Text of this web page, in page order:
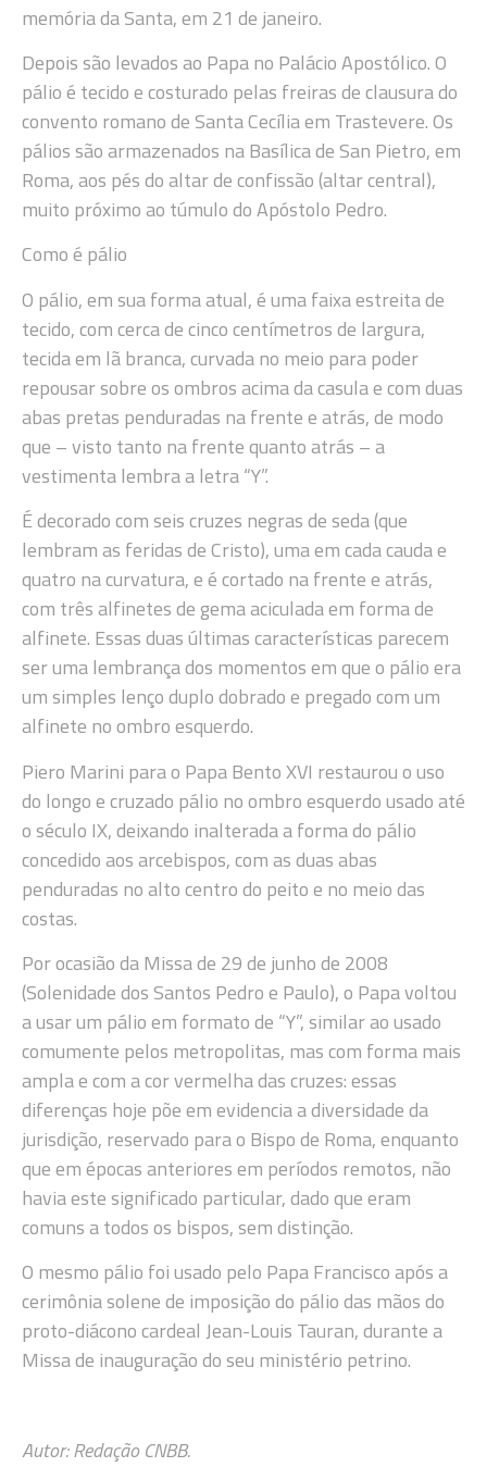
memória da Santa, em 21 de janeiro.
Depois são levados ao Papa no Palácio Apostólico. O
pálio é tecido e costurado pelas freiras de clausura do
convento romano de Santa Cecília em Trastevere. Os
pálios são armazenados na Basílica de San Pietro, em
Roma, aos pés do altar de confissão (altar central),
muito próximo ao túmulo do Apóstolo Pedro.
Como é pálio
O pálio, em sua forma atual, é uma faixa estreita de
tecido, com cerca de cinco centímetros de largura,
tecida em lã branca, curvada no meio para poder
repousar sobre os ombros acima da casula e com duas
abas pretas penduradas na frente e atrás, de modo
que – visto tanto na frente quanto atrás – a
vestimenta lembra a letra “Y”.
É decorado com seis cruzes negras de seda (que
lembram as feridas de Cristo), uma em cada cauda e
quatro na curvatura, e é cortado na frente e atrás,
com três alfinetes de gema aciculada em forma de
alfinete. Essas duas últimas características parecem
ser uma lembrança dos momentos em que o pálio era
um simples lenço duplo dobrado e pregado com um
alfinete no ombro esquerdo.
Piero Marini para o Papa Bento XVI restaurou o uso
do longo e cruzado pálio no ombro esquerdo usado até
o século IX, deixando inalterada a forma do pálio
concedido aos arcebispos, com as duas abas
penduradas no alto centro do peito e no meio das
costas.
Por ocasião da Missa de 29 de junho de 2008
(Solenidade dos Santos Pedro e Paulo), o Papa voltou
a usar um pálio em formato de “Y”, similar ao usado
comumente pelos metropolitas, mas com forma mais
ampla e com a cor vermelha das cruzes: essas
diferenças hoje põe em evidencia a diversidade da
jurisdição, reservado para o Bispo de Roma, enquanto
que em épocas anteriores em períodos remotos, não
havia este significado particular, dado que eram
comuns a todos os bispos, sem distinção.
O mesmo pálio foi usado pelo Papa Francisco após a
cerimônia solene de imposição do pálio das mãos do
proto-diácono cardeal Jean-Louis Tauran, durante a
Missa de inauguração do seu ministério petrino.
Autor: Redação CNBB.